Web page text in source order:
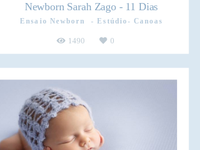
Newborn Sarah Zago - 11 Dias
Ensaio Newborn Estúdio- Canoas
1490 0